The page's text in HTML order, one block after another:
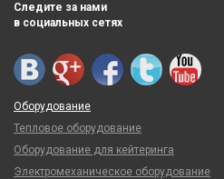
Следите за нами
в социальных сетях
Оборудование
Тепловое оборудование
Оборудование для кейтеринга
Электромеханическое оборудование